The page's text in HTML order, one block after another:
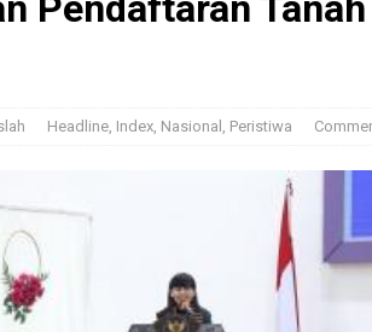
Headline, Index, Nasional , Peristiwa